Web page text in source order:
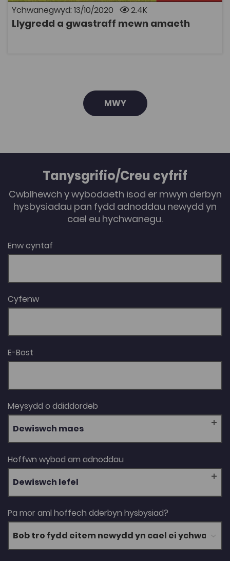
Ychwanegwyd: 13/10/2020 2.4K
Llygredd a gwastraff mewn amaeth
myfyrwyr i ddeall beth yw ystyr gwastraff organig ac
anorganig, ac mae’n helpu myfyrwyr i adnabod y
deddfwriaethau a’r cod ymarfer perthnasol ar gyfer
AGOR
MWY
Tanysgrifio/Creu cyfrif
Cwblhewch y wybodaeth isod er mwyn derbyn
hysbysiadau pan fydd adnoddau newydd yn
cael eu hychwanegu.
Enw cyntaf
Cyfenw
E-Bost
Meysydd o ddiddordeb
Dewiswch maes
Hoffwn wybod am adnoddau
Dewiswch lefel
Pa mor aml hoffech dderbyn hysbysiad?